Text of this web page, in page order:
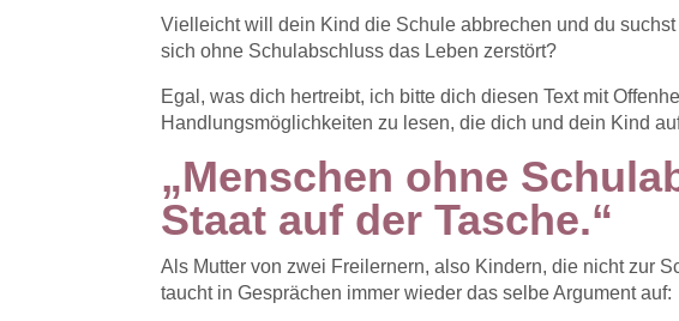
Vielleicht will dein Kind die Schule abbrechen und du
sich ohne Schulabschluss das Leben zerstört?
Egal, was dich hertreibt, ich bitte dich diesen Text mit
Handlungsmöglichkeiten zu lesen, die dich und dein Kind
„Menschen ohne
Staat auf der Tasche.“
Als Mutter von zwei Freilernern, also Kindern, die nicht zur
taucht in Gesprächen immer wieder das selbe Argument auf: